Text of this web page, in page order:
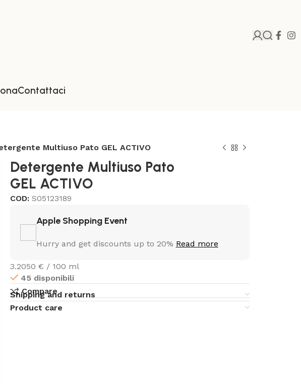
Contattaci
Multiuso Pato GEL ACTIVO
Detergente Multiuso Pato
GEL ACTIVO
COD: S05123189
Apple Shopping Event
Hurry and get discounts up to 20% Read more
3.2050 € / 100 ml
45 disponibili
Compare
Shipping and returns
Product care